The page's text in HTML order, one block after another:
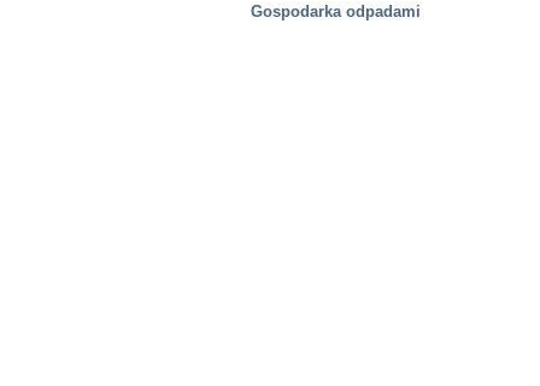
Gospodarka odpadami